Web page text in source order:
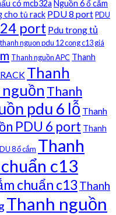
có mcb32a Nguồn 6 ổ cắm
cho tủ rack PDU 8 portPDU
port Pdu trong tủ
thanh nguon pdu 12 cong c13 giá
Thanh nguồn APC Thanh
Thanh
Thanh
pdu 6 lỗ Thanh
PDU 6 port Thanh
8 ổ cắm Thanh
c13
chuẩn c13 Thanh
Thanh nguồn